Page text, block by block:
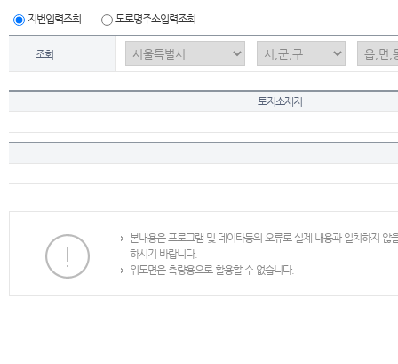
지번입력조회 도로명주소입력조회
조회
토지소재지
본내용은 프로그램 및 데이타등의 오류로 실제 내용과 일치하지
하시기 바랍니다.
위도면은 측량용으로 활용할 수 없습니다.